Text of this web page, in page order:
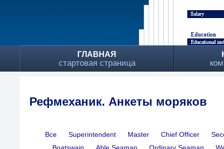
ГЛАВНАЯ
стартовая страница
Рефмеханик. Анкеты моряков
Все Superintendent Master Chief Officer